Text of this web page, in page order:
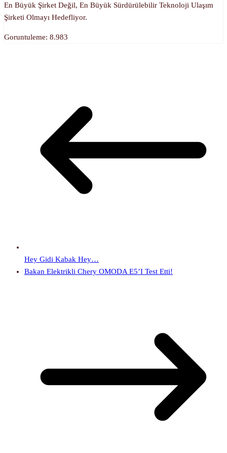
En Büyük Şirket Değil, En Büyük Sürdürülebilir Teknoloji Ulaşım
Şirketi Olmayı Hedefliyor.
Goruntuleme: 8.983
Hey Gidi Kabak Hey…
Bakan Elektrikli Chery OMODA E5’i Test Etti!